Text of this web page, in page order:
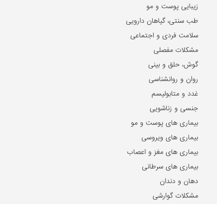
زیبایی پوست و مو
طب سنتی، گیاهان دارویی
سلامت فردی و اجتماعی
مشکلات مفصلی
گوش، حلق و بینی
روان و روانشناسی
غدد و متابولیسم
جنسی و زناشویی
بیماری های پوست و مو
بیماری های ویروسی
بیماری های مغز و اعصاب
بیماری های سرطانی
دهان و دندان
مشکلات گوارشی